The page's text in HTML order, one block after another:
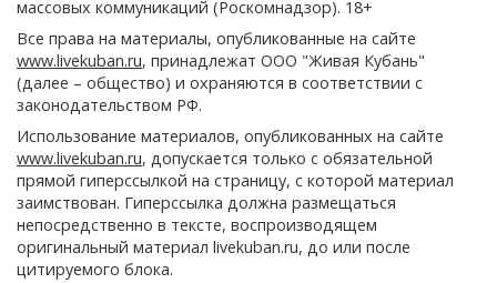
массовых коммуникаций (Роскомнадзор). 18+
Все права на материалы, опубликованные на сайте
www.livekuban.ru, принадлежат ООО "Живая Кубань"
(далее – общество) и охраняются в соответствии с
законодательством РФ.
Использование материалов, опубликованных на сайте
www.livekuban.ru, допускается только с обязательной
прямой гиперссылкой на страницу, с которой материал
заимствован. Гиперссылка должна размещаться
непосредственно в тексте, воспроизводящем
оригинальный материал livekuban.ru, до или после
цитируемого блока.